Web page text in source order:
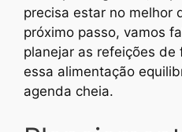
precisa estar no melhor
próximo passo, vamos
planejar as refeições
essa alimentação
agenda cheia.